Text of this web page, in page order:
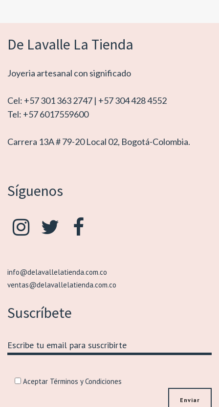
De Lavalle La Tienda
Joyeria artesanal con significado
Cel: +57 301 363 2747 | +57 304 428 4552
Tel: +57 6017559600
Carrera 13A # 79-20 Local 02, Bogotá-Colombia.
Síguenos
info@delavallelatienda.com.co
ventas@delavallelatienda.com.co
Suscríbete
Aceptar Términos y Condiciones